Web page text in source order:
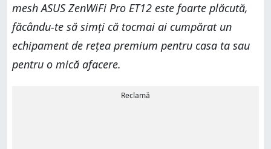
mesh ASUS ZenWiFi Pro ET12 este foarte plăcută,
făcându-te să simți că tocmai ai cumpărat un
echipament de rețea premium pentru casa ta sau
pentru o mică afacere.
Reclamă